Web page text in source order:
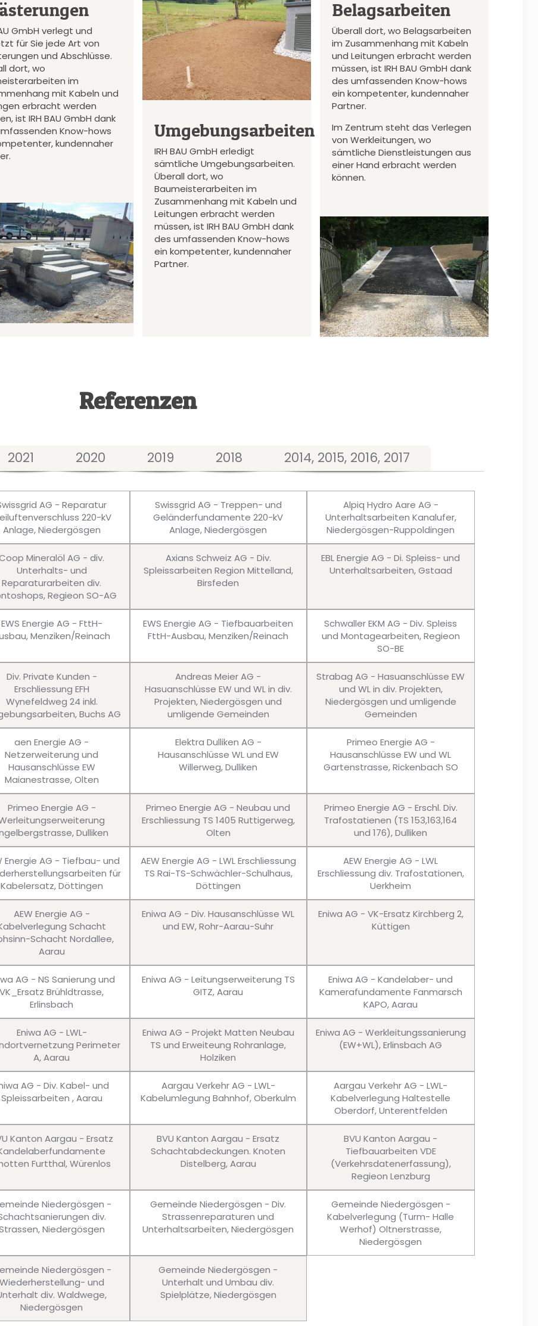
GmbH verlegt und
für Sie jede Art von
und Abschlüsse.
dort, wo
im
mit Kabeln und
erbracht werden
ist IRH BAU GmbH dank
Know-hows
kundennaher
Umgebungsarbeiten
IRH BAU GmbH erledigt
sämtliche Umgebungsarbeiten.
Überall dort, wo
Baumeisterarbeiten im
Zusammenhang mit Kabeln und
Leitungen erbracht werden
müssen, ist IRH BAU GmbH dank
des umfassenden Know-hows
ein kompetenter, kundennaher
Partner.
Belagsarbeiten
Überall dort, wo Belagsarbeiten
im Zusammenhang mit Kabeln
und Leitungen erbracht werden
müssen, ist IRH BAU GmbH dank
des umfassenden Know-hows
ein kompetenter, kundennaher
Partner.
Im Zentrum steht das Verlegen
von Werkleitungen, wo
sämtliche Dienstleistungen aus
einer Hand erbracht werden
können.
Referenzen
2021 2020 2019 2018 2014, 2015, 2016, 2017
AG - Reparatur
220-kV
Anlage, Niedergösgen
Swissgrid AG - Treppen- und
Geländerfundamente 220-kV
Anlage, Niedergösgen
Alpiq Hydro Aare AG -
Unterhaltsarbeiten Kanalufer,
Niedergösgen-Ruppoldingen
Mineralöl AG - div.
Unterhalts- und
Reparaturarbeiten div.
Regieon SO-AG
Axians Schweiz AG - Div.
Spleissarbeiten Region Mittelland,
Birsfeden
EBL Energie AG - Di. Spleiss- und
Unterhaltsarbeiten, Gstaad
EWS Energie AG - FttH-
Menziken/Reinach
EWS Energie AG - Tiefbauarbeiten
FttH-Ausbau, Menziken/Reinach
Schwaller EKM AG - Div. Spleiss
und Montagearbeiten, Regieon
SO-BE
Div. Private Kunden -
Erschliessung EFH
Wynefeldweg 24 inkl.
Buchs AG
Andreas Meier AG -
Hasuanschlüsse EW und WL in div.
Projekten, Niedergösgen und
umligende Gemeinden
Strabag AG - Hasuanschlüsse EW
und WL in div. Projekten,
Niedergösgen und umligende
Gemeinden
aen Energie AG -
Netzerweiterung und
Hausanschlüsse EW
Maianestrasse, Olten
Elektra Dulliken AG -
Hausanschlüsse WL und EW
Willerweg, Dulliken
Primeo Energie AG -
Hausanschlüsse EW und WL
Gartenstrasse, Rickenbach SO
Primeo Energie AG -
Dulliken
Primeo Energie AG - Neubau und
Erschliessung TS 1405 Ruttigerweg,
Olten
Primeo Energie AG - Erschl. Div.
Trafostatienen (TS 153,163,164
und 176), Dulliken
Energie AG - Tiefbau- und
für
Kabelersatz, Döttingen
AEW Energie AG - LWL Erschliessung
TS Rai-TS-Schwächler-Schulhaus,
Döttingen
AEW Energie AG - LWL
Erschliessung div. Trafostationen,
Uerkheim
AEW Energie AG -
Schacht
Schacht Nordallee,
Aarau
Eniwa AG - Div. Hausanschlüsse WL
und EW, Rohr-Aarau-Suhr
Eniwa AG - VK-Ersatz Kirchberg 2,
Küttigen
AG - NS Sanierung und
VK_Ersatz Brühldtrasse,
Erlinsbach
Eniwa AG - Leitungserweiterung TS
GITZ, Aarau
Eniwa AG - Kandelaber- und
Kamerafundamente Fanmarsch
KAPO, Aarau
Eniwa AG - LWL-
Perimeter
A, Aarau
Eniwa AG - Projekt Matten Neubau
TS und Erweiteung Rohranlage,
Holziken
Eniwa AG - Werkleitungssanierung
(EW+WL), Erlinsbach AG
AG - Div. Kabel- und
Spleissarbeiten , Aarau
Aargau Verkehr AG - LWL-
Kabelumlegung Bahnhof, Oberkulm
Aargau Verkehr AG - LWL-
Kabelverlegung Haltestelle
Oberdorf, Unterentfelden
Kanton Aargau - Ersatz
Furtthal, Würenlos
BVU Kanton Aargau - Ersatz
Schachtabdeckungen. Knoten
Distelberg, Aarau
BVU Kanton Aargau -
Tiefbauarbeiten VDE
(Verkehrsdatenerfassung),
Regieon Lenzburg
Niedergösgen -
div.
Niedergösgen
Gemeinde Niedergösgen - Div.
Strassenreparaturen und
Unterhaltsarbeiten, Niedergösgen
Gemeinde Niedergösgen -
Kabelverlegung (Turm- Halle
Werhof) Oltnerstrasse,
Niedergösgen
Niedergösgen -
Wiederherstellung- und
div. Waldwege,
Niedergösgen
Gemeinde Niedergösgen -
Unterhalt und Umbau div.
Spielplätze, Niedergösgen